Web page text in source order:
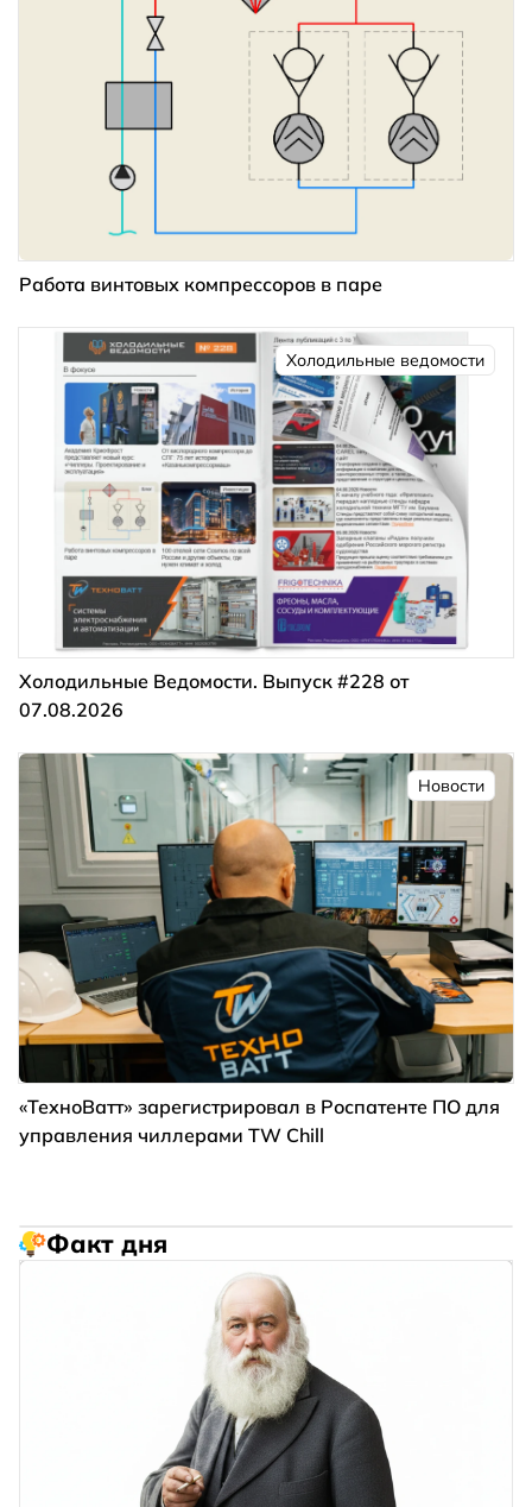
Работа винтовых компрессоров в паре
Холодильные ведомости
Холодильные Ведомости. Выпуск #228 от
07.08.2026
Новости
«ТехноВатт» зарегистрировал в Роспатенте ПО для
управления чиллерами TW Chill
Факт дня